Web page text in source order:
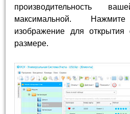
производительность
максимальной.
изображение для
размере.